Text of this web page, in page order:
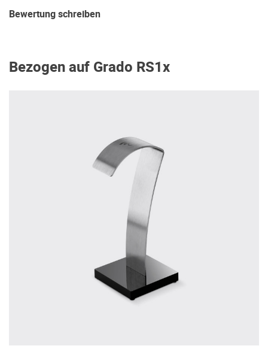
Bewertung schreiben
Bezogen auf Grado RS1x